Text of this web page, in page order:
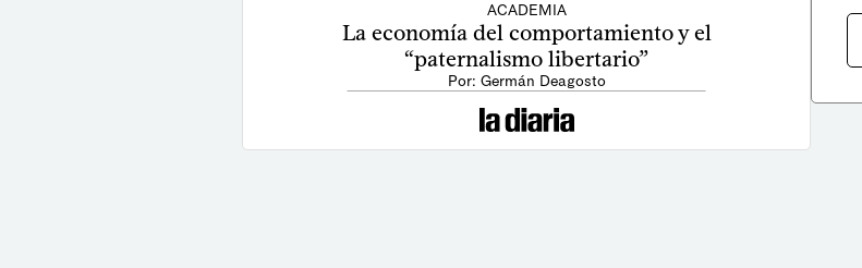
ACADEMIA
La economía del comportamiento y el
“paternalismo libertario”
Por: Germán Deagosto